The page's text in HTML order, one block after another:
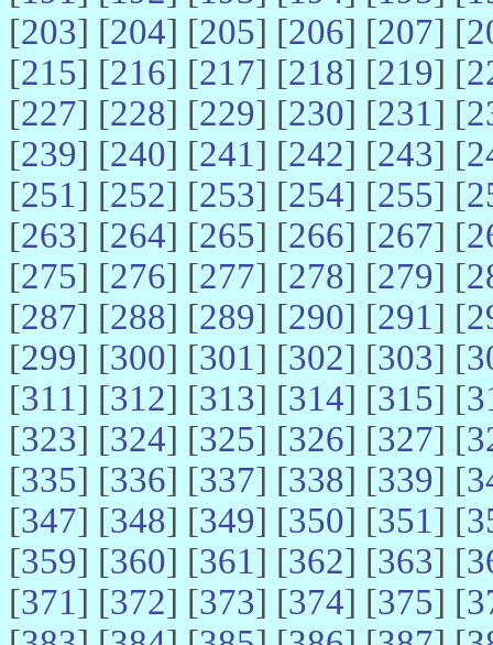
[203] [204] [205] [206] [207] [
[215] [216] [217] [218] [219] [
[227] [228] [229] [230] [231] [
[239] [240] [241] [242] [243] [
[251] [252] [253] [254] [255] [
[263] [264] [265] [266] [267] [
[275] [276] [277] [278] [279] [
[287] [288] [289] [290] [291] [
[299] [300] [301] [302] [303] [
[311] [312] [313] [314] [315] [
[323] [324] [325] [326] [327] [
[335] [336] [337] [338] [339] [
[347] [348] [349] [350] [351] [
[359] [360] [361] [362] [363] [
[371] [372] [373] [374] [375] [